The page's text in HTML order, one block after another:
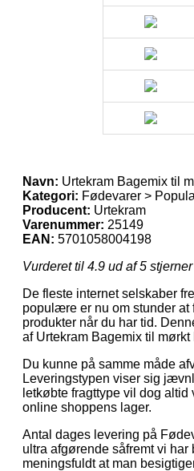
Navn: Urtekram Bagemix til
Kategori: Fødevarer >
Producent: Urtekram
Varenummer: 25149
EAN: 5701058004198
Vurderet til 4.9 ud af 5
De fleste internet selskaber
populære er nu om stunder at
produkter når du har tid.
af Urtekram Bagemix til
Du kunne på samme måde
Leveringstypen viser sig
letkøbte fragttype vil dog
online shoppens lager.
Antal dages levering på
ultra afgørende såfremt vi
meningsfuldt at man